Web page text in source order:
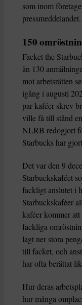
som inom
pressmeddelandet.
150
Facket the
än 130
mot arbetsrätten
igång i augusti
par kaféer skrev
ville få till stånd
NLRB redogjort
Starbucks har
Det var den 9
Starbuckskaféet
fackligt anslutet i
Starbuckskaféer
kaféer kommer
fackliga
lagt ner stora
till facket, och
har ofta berättat
Hur deras
hur många